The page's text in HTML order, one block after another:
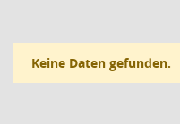
Keine Daten gefunden.